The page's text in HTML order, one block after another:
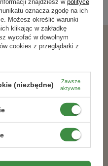
100% NATURALNY
oznacza zgodę na ich
Możesz określić warunki
klikając w zakładkę
wycofać w dowolnym
cookies z przeglądarki z
(niezbędne)
Zawsze
aktywne